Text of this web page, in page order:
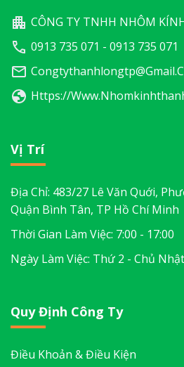
CÔNG TY TNHH NHÔM
0913 735 071 - 0913 735 071
Https://
Vị Trí
Địa Chỉ: 483/27 Lê Văn Quới,
Quận Bình Tân, TP Hồ Chí Minh
Thời Gian Làm Việc: 7:00 - 17:00
Ngày Làm Việc: Thứ 2 - Chủ Nhật
Quy Định Công Ty
Điều Khoản & Điều Kiện